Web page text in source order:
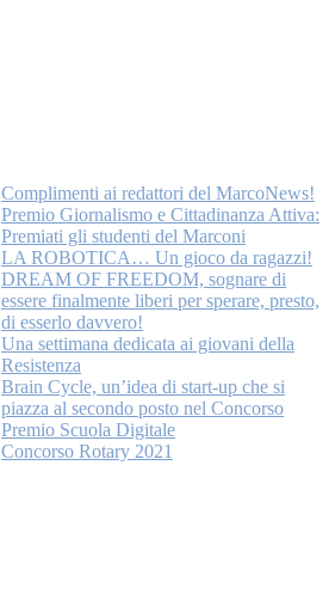
Complimenti ai redattori del MarcoNews!
Premio Giornalismo e Cittadinanza Attiva:
Premiati gli studenti del Marconi
LA ROBOTICA… Un gioco da ragazzi!
DREAM OF FREEDOM, sognare di
essere finalmente liberi per sperare, presto,
di esserlo davvero!
Una settimana dedicata ai giovani della
Resistenza
Brain Cycle, un’idea di start-up che si
piazza al secondo posto nel Concorso
Premio Scuola Digitale
Concorso Rotary 2021